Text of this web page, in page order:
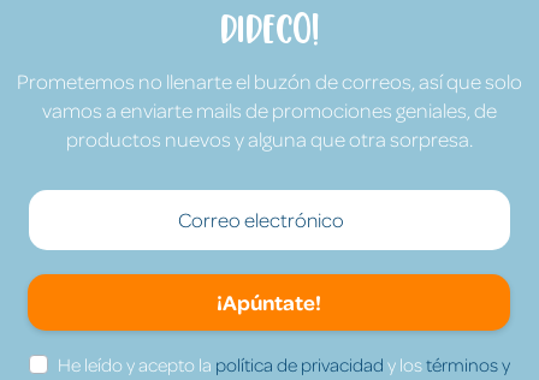
Dideco!
Prometemos no llenarte el buzón de correos, así que solo
vamos a enviarte mails de promociones geniales, de
productos nuevos y alguna que otra sorpresa.
¡Apúntate!
He leído y acepto la política de privacidad y lostérminos y